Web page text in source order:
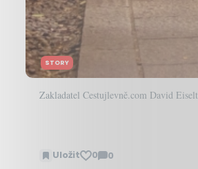
STORY
Zakladatel Cestujlevně.com David Eiselt
Uložit 0 0
Zobrazit